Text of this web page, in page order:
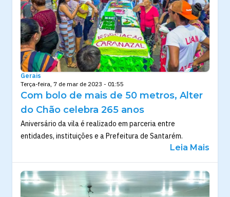
Gerais
Terça-feira, 7 de mar de 2023 - 01:55
Com bolo de mais de 50 metros, Alter
do Chão celebra 265 anos
Aniversário da vila é realizado em parceria entre
entidades, instituições e a Prefeitura de Santarém.
Leia Mais